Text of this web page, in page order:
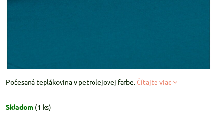
Počesaná teplákovina v petrolejovej farbe. Čítajte viac
Skladom (1 ks)